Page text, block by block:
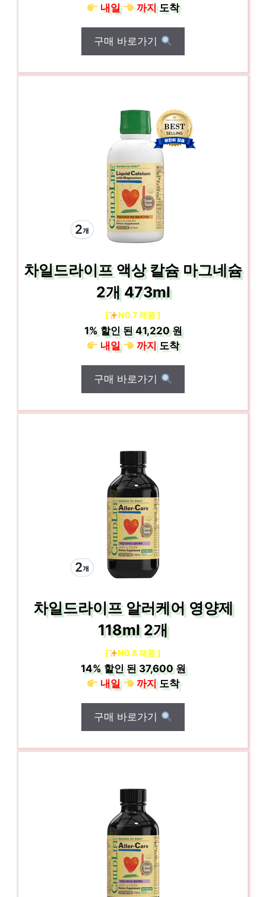
내일
까지도착
구매 바로가기
차일드라이프 액상 칼슘 마그네슘
2개 473ml
[ NO.7 제품 ]
1%할인 된41,220 원
내일
까지도착
구매 바로가기
차일드라이프 알러케어 영양제
118ml 2개
[ NO.8 제품 ]
14%할인 된37,600 원
내일
까지도착
구매 바로가기